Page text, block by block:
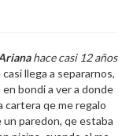
hace casi 12 años
llega a separarnos,
en bondi a ver a donde
cartera qe me regalo
un paredon, qe estaba